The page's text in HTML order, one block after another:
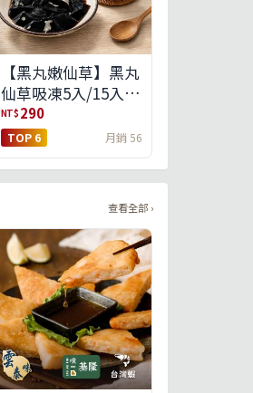
【黑丸嫩仙草】黑丸
仙草吸凍5入/15入
(免運)(預購中8/14出
貨)
NT$ 290
TOP 6 月銷 56
查看全部 ›